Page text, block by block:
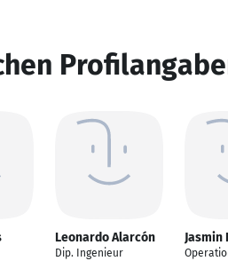
Leonardo Alarcón
Dip. Ingenieur
Jasmin